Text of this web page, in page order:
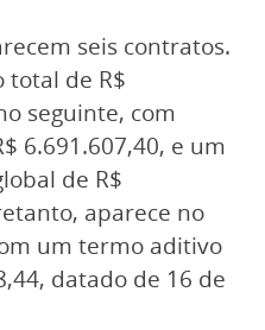
seis contratos.
total de R$
seguinte, com
6.691.607,40, e um
de R$
aparece no
um termo aditivo
datado de 16 de